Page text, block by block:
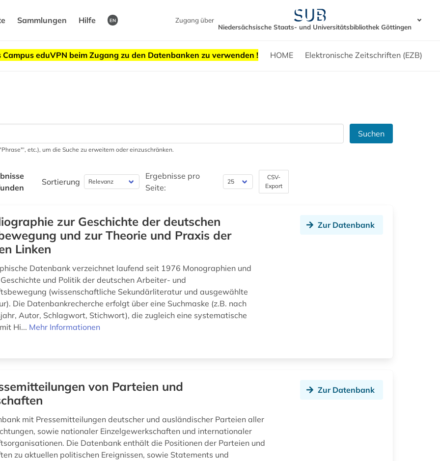
Sammlungen Hilfe EN
Zugang über
Niedersächsische Staats- und Universitätsbibliothek Göttingen
eduVPN beim Zugang zu den Datenbanken zu verwenden ! HOME Elektronische Zeitschriften (EZB)
Suchen
etc.), um die Suche zu erweitern oder einzuschränken.
Sortierung
Ergebnisse pro
Seite:
CSV-
Export
zur Geschichte der deutschen
und zur Theorie und Praxis der
Linken
Datenbank verzeichnet laufend seit 1976 Monographien und
und Politik der deutschen Arbeiter- und
(wissenschaftliche Sekundärliteratur und ausgewählte
Die Datenbankrecherche erfolgt über eine Suchmaske (z.B. nach
Autor, Schlagwort, Stichwort), die zugleich eine systematische
Hi... Mehr Informationen
Zur Datenbank
von Parteien und
mit Pressemitteilungen deutscher und ausländischer Parteien aller
sowie nationaler Einzelgewerkschaften und internationaler
Die Datenbank enthält die Positionen der Parteien und
zu aktuellen politischen Ereignissen, sowie Statements und
Zur Datenbank